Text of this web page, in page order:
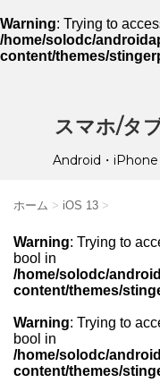
Warning: Trying to
/home/solodc/
content/themes/
スマホ/タ
Android・iPhone
ホーム > iOS 13 >
Warning: Trying to
bool in
/home/solodc/
content/themes/
Warning: Trying to
bool in
/home/solodc/
content/themes/